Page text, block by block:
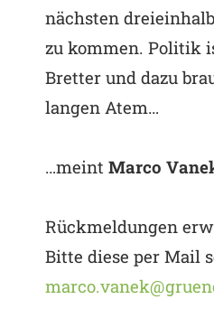
nächsten
zu kommen. Politik
Bretter und dazu
langen Atem…
…meintMarco
Rückmeldungen
Bitte diese per Mail